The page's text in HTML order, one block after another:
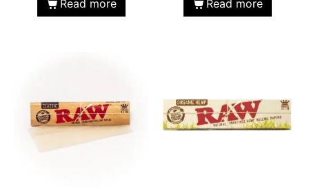
Read more Read more